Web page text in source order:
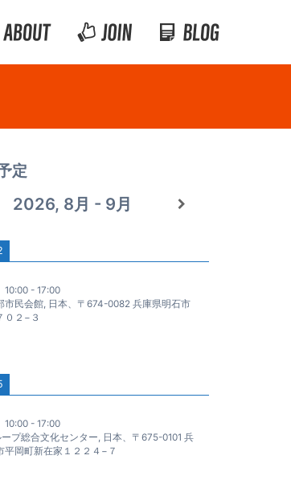
定
2026, 8月 - 9月
10:00 - 17:00
市民会館, 日本、〒674-0082 兵庫県明石市
０２−３
10:00 - 17:00
プ総合文化センター, 日本、〒675-0101 兵
平岡町新在家１２２４−７